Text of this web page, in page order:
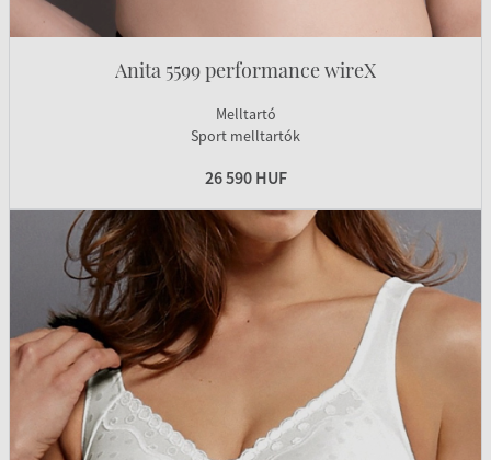
Anita 5599 performance wireX
Melltartó
Sport melltartók
26 590 HUF